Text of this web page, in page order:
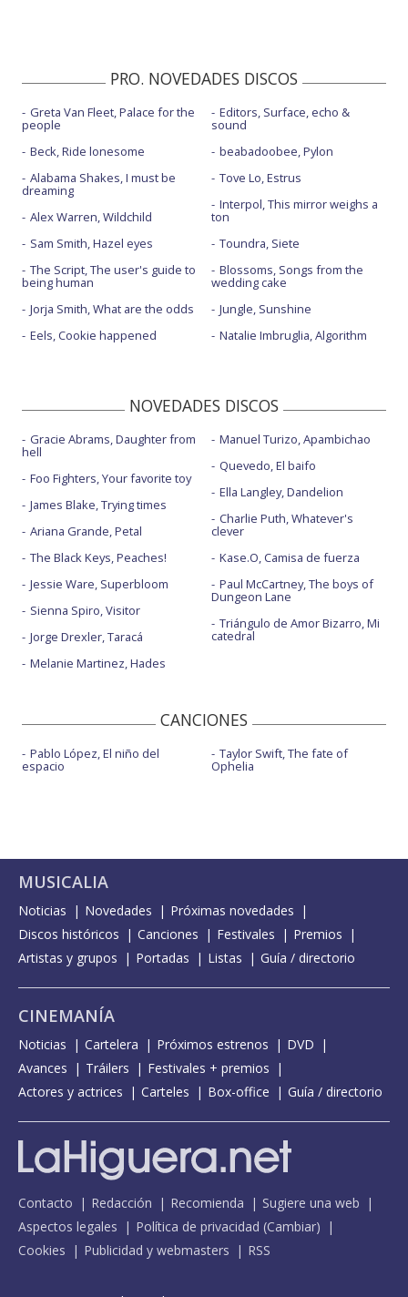
PRO. NOVEDADES DISCOS
Greta Van Fleet, Palace for the
people
Beck, Ride lonesome
Alabama Shakes, I must be
dreaming
Alex Warren, Wildchild
Sam Smith, Hazel eyes
The Script, The user's guide to
being human
Jorja Smith, What are the odds
Eels, Cookie happened
Editors, Surface, echo &
sound
beabadoobee, Pylon
Tove Lo, Estrus
Interpol, This mirror weighs a
ton
Toundra, Siete
Blossoms, Songs from the
wedding cake
Jungle, Sunshine
Natalie Imbruglia, Algorithm
NOVEDADES DISCOS
Gracie Abrams, Daughter from
hell
Foo Fighters, Your favorite toy
James Blake, Trying times
Ariana Grande, Petal
The Black Keys, Peaches!
Jessie Ware, Superbloom
Sienna Spiro, Visitor
Jorge Drexler, Taracá
Melanie Martinez, Hades
Manuel Turizo, Apambichao
Quevedo, El baifo
Ella Langley, Dandelion
Charlie Puth, Whatever's
clever
Kase.O, Camisa de fuerza
Paul McCartney, The boys of
Dungeon Lane
Triángulo de Amor Bizarro, Mi
catedral
CANCIONES
Pablo López, El niño del
espacio
Taylor Swift, The fate of
Ophelia
MUSICALIA
Noticias Novedades
Próximas novedades
Discos históricos
Canciones Festivales
Premios
Artistas y grupos
Portadas Listas Guía / directorio
CINEMANÍA
Noticias Cartelera Próximos estrenos
DVD
Avances
Tráilers
Festivales + premios
Actores y actrices
Carteles Box-office Guía / directorio
Contacto Redacción Recomienda
Sugiere una web
Aspectos legales
Política de privacidad (Cambiar)
Cookies
Publicidad y webmasters RSS